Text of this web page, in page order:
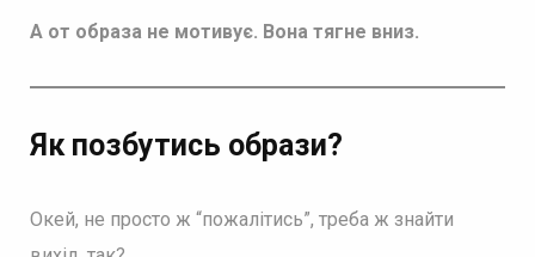
А от образа не мотивує. Вона тягне вниз.
Як позбутись образи?
Окей, не просто ж “пожалітись”, треба ж знайти